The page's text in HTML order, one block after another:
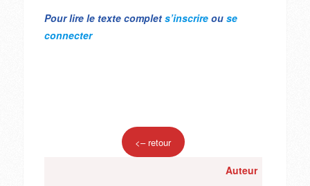
Pour lire le texte complet s’inscrireou se
connecter
<– retour
Auteur